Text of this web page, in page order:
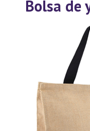
Bolsa de